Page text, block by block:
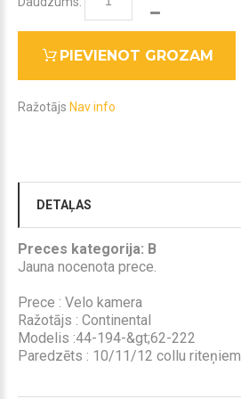
PIEVIENOT GROZAM
Ražotājs Nav info
DETAĻAS
Preces kategorija: B
Jauna nocenota prece.
Prece : Velo kamera
Ražotājs : Continental
Modelis :44-194-&gt;62-222
Paredzēts : 10/11/12 collu riteņiem